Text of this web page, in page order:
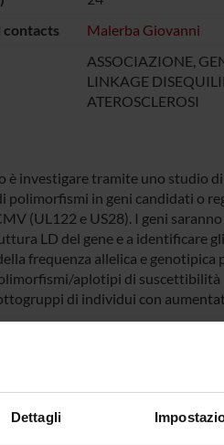
Dettagli
contacts
Malerba Giovanni
ASSOCIAZIONE,
LINKAGE
ATEROSCLEROSI
è investigare tramite uno studio
polimorfismi in geni candidati o
(UL122 e US28). I geni
LD del gene e a identificare
frequenza allelica e genotipica
aplotipi di suscettibilità
di individui con
requested